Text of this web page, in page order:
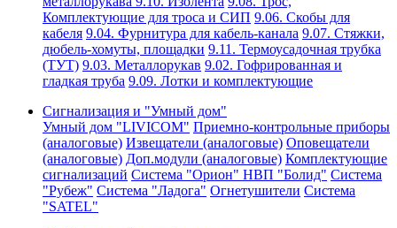
Комплектующие для троса и СИП 9.06. Скобы для
кабеля 9.04. Фурнитура для кабель-канала 9.07. Стяжки,
дюбель-хомуты, площадки 9.11. Термоусадочная трубка
(ТУТ) 9.03. Металлорукав 9.02. Гофрированная и
гладкая труба 9.09. Лотки и комплектующие
Сигнализация и "Умный дом"
Умный дом "LIVICOM" Приемно-контрольные приборы
(аналоговые) Извещатели (аналоговые) Оповещатели
(аналоговые) Доп.модули (аналоговые) Комплектующие
сигнализаций Система "Орион" НВП "Болид" Система
"Рубеж" Система "Ладога" Огнетушители Система
"SATEL"